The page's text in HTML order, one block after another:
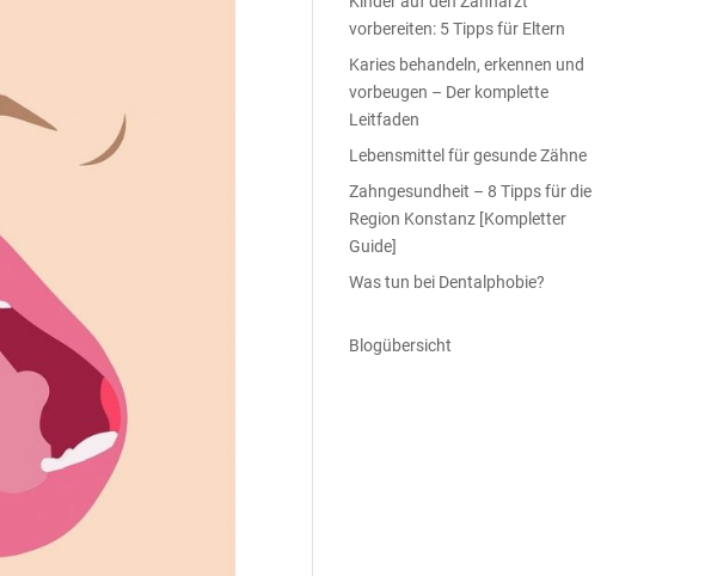
vorbereiten: 5 Tipps für Eltern
Karies behandeln, erkennen und
vorbeugen – Der komplette
Leitfaden
Lebensmittel für gesunde Zähne
Zahngesundheit – 8 Tipps für die
Region Konstanz [Kompletter
Guide]
Was tun bei Dentalphobie?
Blogübersicht